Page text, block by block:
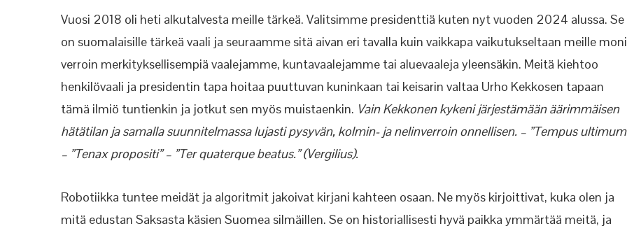
Vuosi 2018 oli heti alkutalvesta meille tärkeä. Valitsimme presidenttiä kuten nyt vuoden 2024 alussa. Se
on suomalaisille tärkeä vaali ja seuraamme sitä aivan eri tavalla kuin vaikkapa vaikutukseltaan meille
verroin merkityksellisempiä vaalejamme, kuntavaalejamme tai aluevaaleja yleensäkin. Meitä kiehtoo
henkilövaali ja presidentin tapa hoitaa puuttuvan kuninkaan tai keisarin valtaa Urho Kekkosen tapaan
tämä ilmiö tuntienkin ja jotkut sen myös muistaenkin. Vain Kekkonen kykeni järjestämään äärimmäisen
hätätilan ja samalla suunnitelmassa lujasti pysyvän, kolmin- ja nelinverroin onnellisen. – ”Tempus
– ”Tenax propositi” – ”Ter quaterque beatus.” (Vergilius).
Robotiikka tuntee meidät ja algoritmit jakoivat kirjani kahteen osaan. Ne myös kirjoittivat, kuka olen ja
mitä edustan Saksasta käsien Suomea silmäillen. Se on historiallisesti hyvä paikka ymmärtää meitä, ja